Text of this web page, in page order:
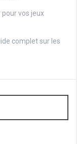
vos jeux
complet sur les